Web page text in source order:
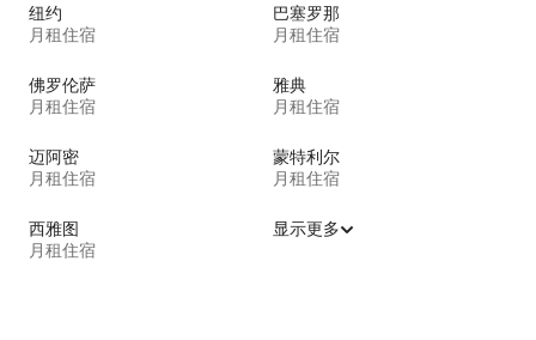
纽约
月租住宿
巴塞罗那
月租住宿
佛罗伦萨
月租住宿
雅典
月租住宿
迈阿密
月租住宿
蒙特利尔
月租住宿
西雅图
月租住宿
显示更多